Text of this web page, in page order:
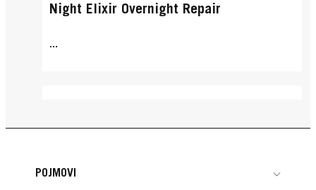
Night Elixir Overnight Repair
...
POJMOVI